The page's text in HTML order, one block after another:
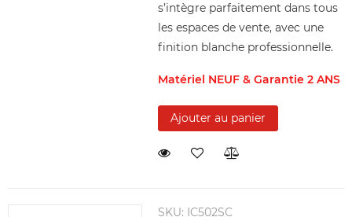
s’intègre parfaitement dans tous
les espaces de vente, avec une
finition blanche professionnelle.
Matériel NEUF & Garantie 2 ANS
Ajouter au panier
SKU: IC502SC